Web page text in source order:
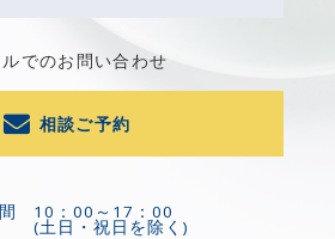
ルでのお問い合わせ
相談ご予約
10：00～17：00
(土日・祝日を除く)